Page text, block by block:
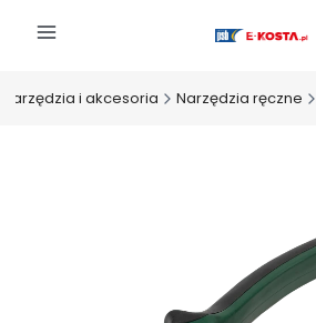
Narzędzia i akcesoria Narzędzia ręczne